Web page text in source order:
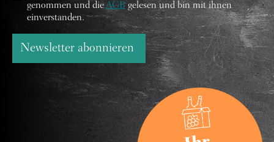
genommen und dieAGBgelesen und bin mit ihnen
einverstanden.
Newsletter abonnieren